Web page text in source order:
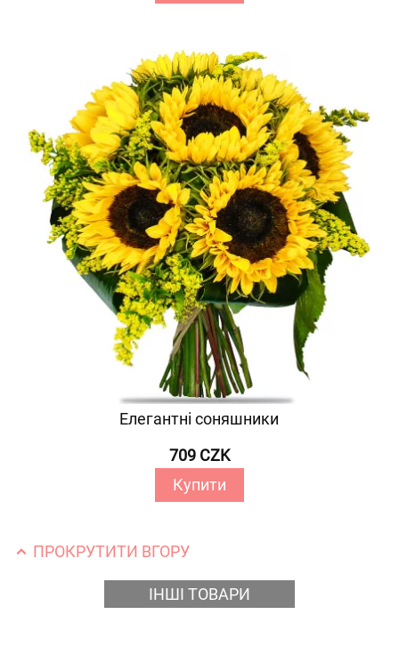
Елегантні соняшники
709 CZK
Купити
ПРОКРУТИТИ ВГОРУ
ІНШІ ТОВАРИ